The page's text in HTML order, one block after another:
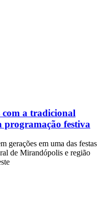
a tradicional
festiva
gerações em uma das festas
de Mirandópolis e região